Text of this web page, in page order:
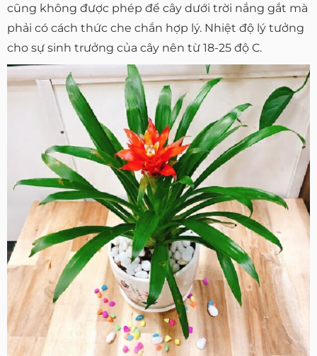
cũng không được phép để cây dưới trời nắng gắt mà
phải có cách thức che chắn hợp lý. Nhiệt độ lý tưởng
cho sự sinh trưởng của cây nên từ 18-25 độ C.